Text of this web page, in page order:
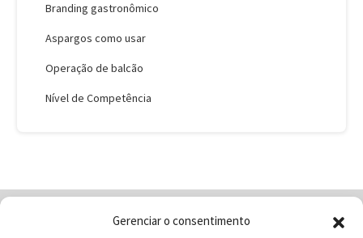
Gerenciar o consentimento
Branding gastronômico
Aspargos como usar
Operação de balcão
Nível de Competência